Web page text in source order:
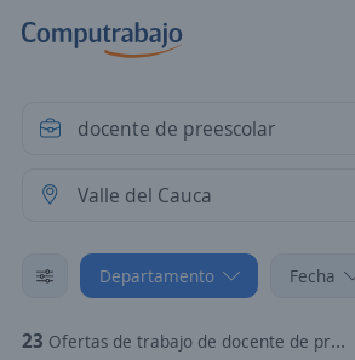
Departamento Fecha
23 Ofertas de trabajo de docente de preescolar en Valle del Cauca